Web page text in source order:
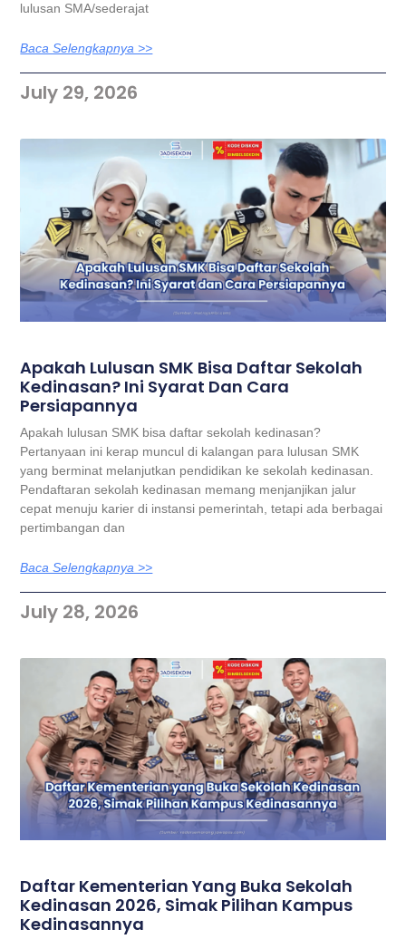
lulusan SMA/sederajat
Baca Selengkapnya >>
July 29, 2026
Apakah Lulusan SMK Bisa Daftar Sekolah
Kedinasan? Ini Syarat Dan Cara
Persiapannya
Apakah lulusan SMK bisa daftar sekolah kedinasan?
Pertanyaan ini kerap muncul di kalangan para lulusan SMK
yang berminat melanjutkan pendidikan ke sekolah kedinasan.
Pendaftaran sekolah kedinasan memang menjanjikan jalur
cepat menuju karier di instansi pemerintah, tetapi ada berbagai
pertimbangan dan
Baca Selengkapnya >>
July 28, 2026
Daftar Kementerian Yang Buka Sekolah
Kedinasan 2026, Simak Pilihan Kampus
Kedinasannya